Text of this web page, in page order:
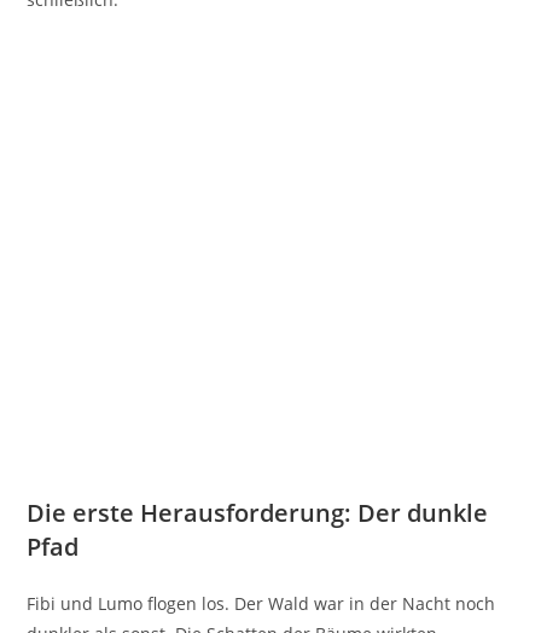
Die erste Herausforderung: Der dunkle
Pfad
Fibi und Lumo flogen los. Der Wald war in der Nacht noch